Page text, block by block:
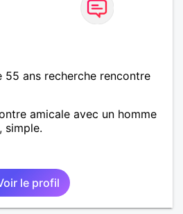
55 ans recherche rencontre
amicale avec un homme
simple.
le profil